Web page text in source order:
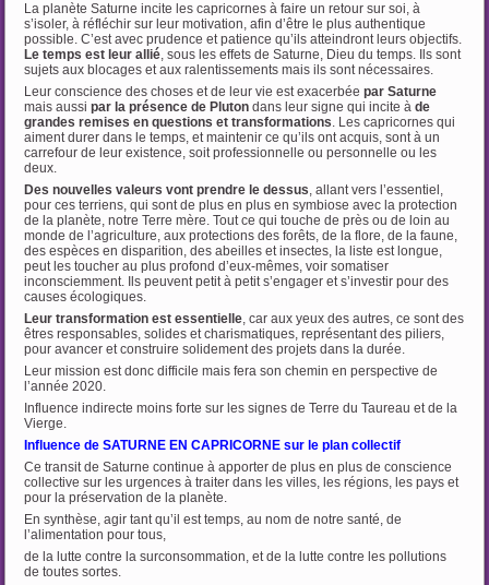
La planète Saturne incite les capricornes à faire un retour sur soi, à
s’isoler, à réfléchir sur leur motivation, afin d’être le plus authentique
possible. C’est avec prudence et patience qu’ils atteindront leurs objectifs.
Le temps est leur allié, sous les effets de Saturne, Dieu du temps. Ils sont
sujets aux blocages et aux ralentissements mais ils sont nécessaires.
Leur conscience des choses et de leur vie est exacerbéepar Saturne
mais aussipar la présence de Pluton dans leur signe qui incite àde
grandes remises en questions et transformations. Les capricornes qui
aiment durer dans le temps, et maintenir ce qu’ils ont acquis, sont à un
carrefour de leur existence, soit professionnelle ou personnelle ou les
deux.
Des nouvelles valeurs vont prendre le dessus, allant vers l’essentiel,
pour ces terriens, qui sont de plus en plus en symbiose avec la protection
de la planète, notre Terre mère. Tout ce qui touche de près ou de loin au
monde de l’agriculture, aux protections des forêts, de la flore, de la faune,
des espèces en disparition, des abeilles et insectes, la liste est longue,
peut les toucher au plus profond d’eux-mêmes, voir somatiser
inconsciemment. Ils peuvent petit à petit s’engager et s’investir pour des
causes écologiques.
Leur transformation est essentielle, car aux yeux des autres, ce sont des
êtres responsables, solides et charismatiques, représentant des piliers,
pour avancer et construire solidement des projets dans la durée.
Leur mission est donc difficile mais fera son chemin en perspective de
l’année 2020.
Influence indirecte moins forte sur les signes de Terre du Taureau et de la
Vierge.
Influence de SATURNE EN CAPRICORNE sur le plan collectif
Ce transit de Saturne continue à apporter de plus en plus de conscience
collective sur les urgences à traiter dans les villes, les régions, les pays et
pour la préservation de la planète.
En synthèse, agir tant qu’il est temps, au nom de notre santé, de
l’alimentation pour tous,
de la lutte contre la surconsommation, et de la lutte contre les pollutions
de toutes sortes.